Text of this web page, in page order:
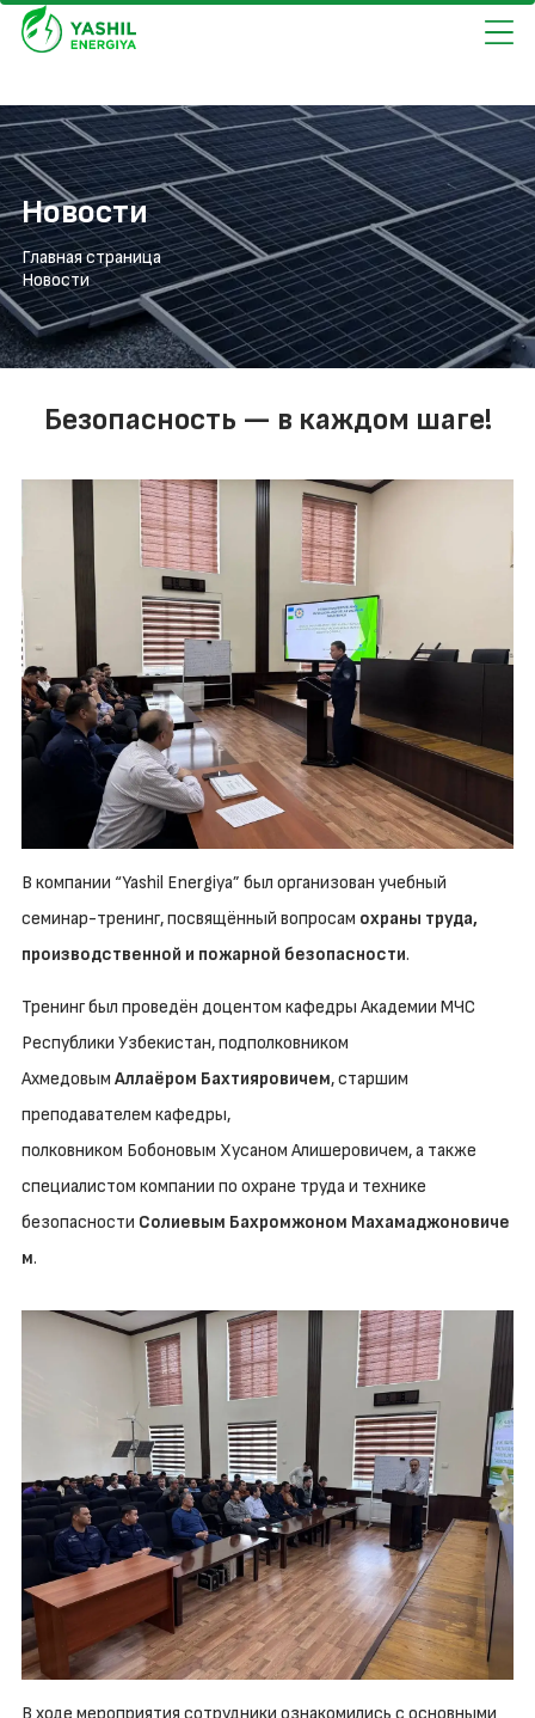
Новости
Главная страница
Новости
Безопасность — в каждом шаге!
В компании “Yashil Energiya” был организован учебный
семинар-тренинг, посвящённый вопросам охраны труда,
производственной и пожарной безопасности.
Тренинг был проведён доцентом кафедры Академии МЧС
Республики Узбекистан, подполковником
Ахмедовым Аллаёром Бахтияровичем, старшим
преподавателем кафедры,
полковником Бобоновым Хусаном Алишеровичем, а также
специалистом компании по охране труда и технике
безопасности Солиевым Бахромжоном Махамаджоновиче
м.